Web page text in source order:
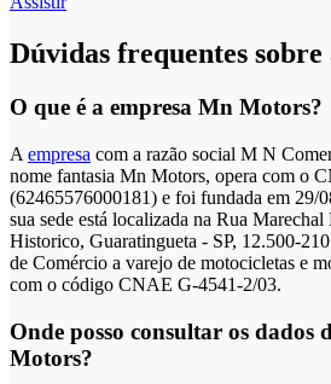
Dúvidas frequentes
O que é a empresa Mn Motors?
A empresa com a razão social M N
nome fantasia Mn Motors, opera com o
(62465576000181) e foi fundada em 29/
sua sede está localizada na Rua
Historico, Guaratingueta - SP, 12.500-
de Comércio a varejo de motocicletas e
com o código CNAE G-4541-2/03.
Onde posso consultar os dados
Motors?